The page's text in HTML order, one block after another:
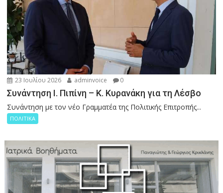
23 Ιουλίου 2026 adminvoice 0
Συνάντηση Ι. Πιπίνη – Κ. Κυρανάκη για τη Λέσβο
Συνάντηση με τον νέο Γραμματέα της Πολιτικής Επιτροπής...
ΠΟΛΙΤΙΚΑ